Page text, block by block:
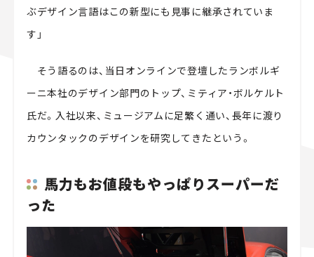
ぶデザイン言語はこの新型にも見事に継承されていま
す」
そう語るのは、当日オンラインで登壇したランボルギ
ーニ本社のデザイン部門のトップ、ミティア・ボルケルト
氏だ。入社以来、ミュージアムに足繁く通い、長年に渡り
カウンタックのデザインを研究してきたという。
馬力もお値段もやっぱりスーパーだ
った